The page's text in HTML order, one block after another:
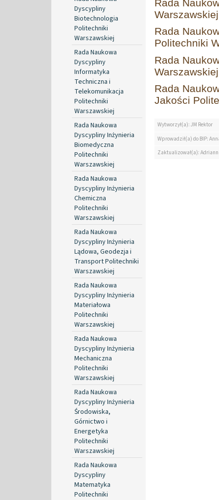
Dyscypliny
Biotechnologia
Politechniki
Warszawskiej
Rada Naukowa
Dyscypliny
Informatyka
Techniczna i
Telekomunikacja
Politechniki
Warszawskiej
Rada Naukowa
Dyscypliny Inżynieria
Biomedyczna
Politechniki
Warszawskiej
Rada Naukowa
Dyscypliny Inżynieria
Chemiczna
Politechniki
Warszawskiej
Rada Naukowa
Dyscypliny Inżynieria
Lądowa, Geodezja i
Transport Politechniki
Warszawskiej
Rada Naukowa
Dyscypliny Inżynieria
Materiałowa
Politechniki
Warszawskiej
Rada Naukowa
Dyscypliny Inżynieria
Mechaniczna
Politechniki
Warszawskiej
Rada Naukowa
Dyscypliny Inżynieria
Środowiska,
Górnictwo i
Energetyka
Politechniki
Warszawskiej
Rada Naukowa
Dyscypliny
Matematyka
Politechniki
Rada
Warszawskiej
Rada
Politechniki
Rada
Warszawskiej
Rada
Jakości
Wytworzył(a): JM Rektor
Wprowadził(a) do BIP:
Zaktualizował(a):